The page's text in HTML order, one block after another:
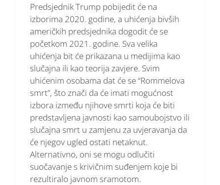
Predsjednik Trump pobijedit će na
izborima 2020. godine, a uhićenja bivših
američkih predsjednika dogodit će se
početkom 2021. godine. Sva velika
uhićenja bit će prikazana u medijima kao
slučajna ili kao teorija zavjere. Svim
uhićenim osobama dat će se “Rommelova
smrt”, što znači da će imati mogućnost
izbora između njihove smrti koja će biti
predstavljena javnosti kao samoubojstvo ili
slučajna smrt u zamjenu za uvjeravanja da
će njegov ugled ostati netaknut.
Alternativno, oni se mogu odlučiti
suočavanje s krivičnim suđenjem koje bi
rezultiralo javnom sramotom.